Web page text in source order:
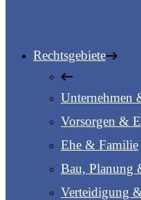
Rechtsgebiete
Unternehmen
Vorsorgen &
Ehe & Familie
Bau, Planung
Verteidigung